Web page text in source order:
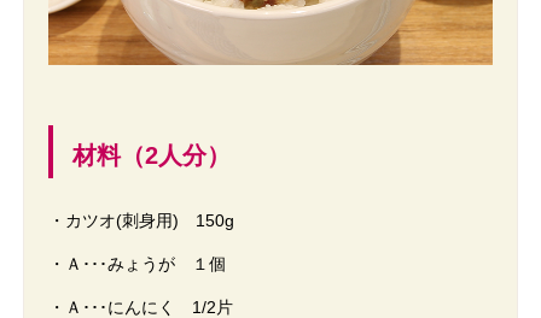
材料（2人分）
・カツオ(刺身用) 150g
・Ａ･･･みょうが １個
・Ａ･･･にんにく 1/2片